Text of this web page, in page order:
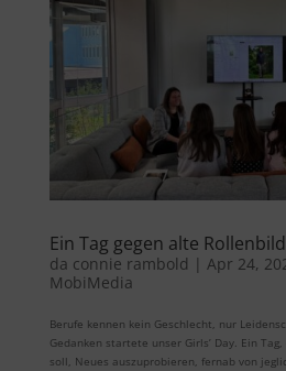
Ein Tag gegen alte
da connie rambold | Apr 24,
MobiMedia
Berufe kennen kein Geschlecht, nur
Gedanken startete unser Girls’ Day. Ein
soll, Neues auszuprobieren, fernab von